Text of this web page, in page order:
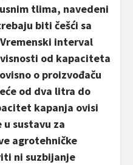
tlima, navedeni
biti češći sa
interval
od kapaciteta
o proizvođaču
od dva litra do
kapanja ovisi
sustavu za
agrotehničke
ni suzbijanje